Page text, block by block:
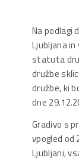
Na podlagi
Ljubljana
statuta
družbe
družbe, ki
dne
Gradivo s
vpogled od
Ljubljani,